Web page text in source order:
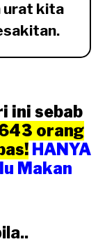
urat kita
ini sebab
orang
HANYA
Makan